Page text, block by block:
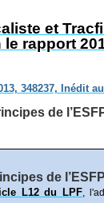
et
le rapport
348237, Inédit
de
de l’ESFP
L12du LPF,